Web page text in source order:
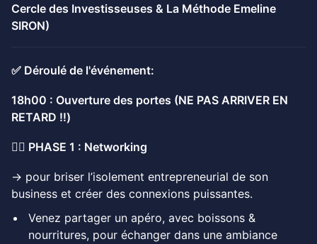
Cercle des Investisseuses & La Méthode Emeline
SIRON)
✅ Déroulé de l'événement:
18h00 : Ouverture des portes (NE PAS ARRIVER EN
RETARD ‼️)
👉🏻 PHASE 1 : Networking
→ pour briser l’isolement entrepreneurial de son
business et créer des connexions puissantes.
Venez partager un apéro, avec boissons &
nourritures, pour échanger dans une ambiance